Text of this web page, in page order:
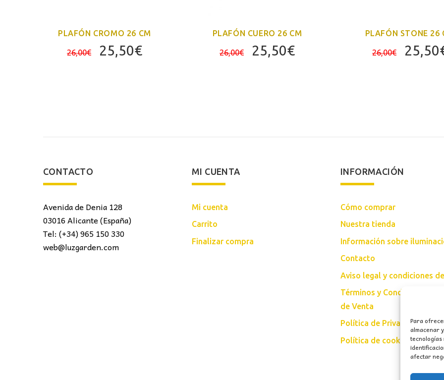
Para
almacenar
afectar
PLAFÓN CROMO 26 CM
26,00€
El
25,50€El
PLAFÓN CUERO 26 CM
26,00€
El
25,50€El
PLAFÓN STONE 26
26,00€
El
25,50
CONTACTO
Avenida de Denia 128
03016 Alicante (España)
Tel: (+34) 965 150 330
web@luzgarden.com
MI CUENTA
Mi cuenta
Carrito
Finalizar compra
INFORMACIÓN
Cómo comprar
Nuestra tienda
Información sobre
Contacto
Aviso legal y condiciones
Términos y Condiciones
de Venta
Política de Privacidad
Política de cookies (UE)